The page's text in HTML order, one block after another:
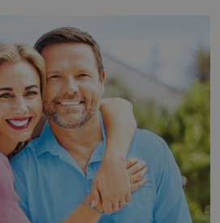
a přinést do svého života
důležité